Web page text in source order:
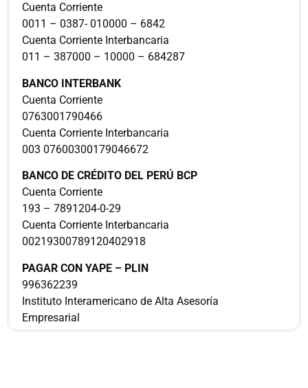
Cuenta Corriente
0011 – 0387- 010000 – 6842
Cuenta Corriente Interbancaria
011 – 387000 – 10000 – 684287
BANCO INTERBANK
Cuenta Corriente
0763001790466
Cuenta Corriente Interbancaria
003 07600300179046672
BANCO DE CRÉDITO DEL PERÚ BCP
Cuenta Corriente
193 – 7891204-0-29
Cuenta Corriente Interbancaria
00219300789120402918
PAGAR CON YAPE – PLIN
996362239
Instituto Interamericano de Alta Asesoría
Empresarial